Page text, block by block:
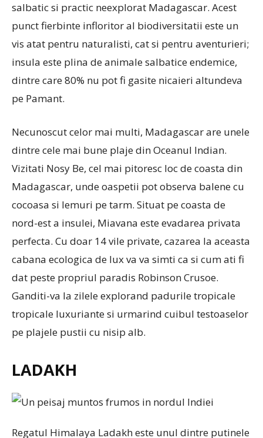
salbatic si practic neexplorat Madagascar. Acest
punct fierbinte infloritor al biodiversitatii este un
vis atat pentru naturalisti, cat si pentru aventurieri;
insula este plina de animale salbatice endemice,
dintre care 80% nu pot fi gasite nicaieri altundeva
pe Pamant.
Necunoscut celor mai multi, Madagascar are unele
dintre cele mai bune plaje din Oceanul Indian.
Vizitati Nosy Be, cel mai pitoresc loc de coasta din
Madagascar, unde oaspetii pot observa balene cu
cocoasa si lemuri pe tarm. Situat pe coasta de
nord-est a insulei, Miavana este evadarea privata
perfecta. Cu doar 14 vile private, cazarea la aceasta
cabana ecologica de lux va va simti ca si cum ati fi
dat peste propriul paradis Robinson Crusoe.
Ganditi-va la zilele explorand padurile tropicale
tropicale luxuriante si urmarind cuibul testoaselor
pe plajele pustii cu nisip alb.
LADAKH
Regatul Himalaya Ladakh este unul dintre putinele